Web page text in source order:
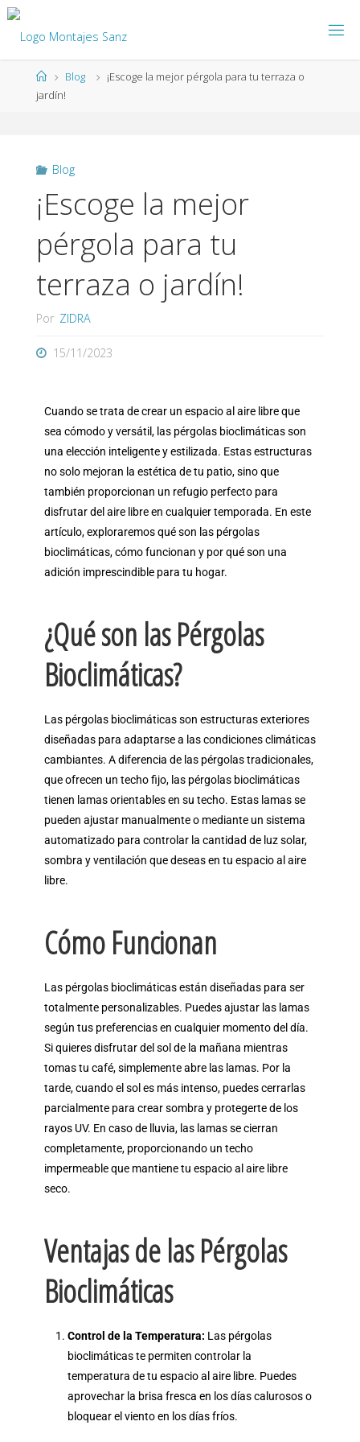
Blog
¡Escoge la mejor pérgola para tu terraza o
jardín!
Blog
¡Escoge la mejor
pérgola para tu
terraza o jardín!
Por ZIDRA
15/11/2023
Cuando se trata de crear un espacio al aire libre que
sea cómodo y versátil, las pérgolas bioclimáticas son
una elección inteligente y estilizada. Estas estructuras
no solo mejoran la estética de tu patio, sino que
también proporcionan un refugio perfecto para
disfrutar del aire libre en cualquier temporada. En este
artículo, exploraremos qué son las pérgolas
bioclimáticas, cómo funcionan y por qué son una
adición imprescindible para tu hogar.
¿Qué son las Pérgolas
Bioclimáticas?
Las pérgolas bioclimáticas son estructuras exteriores
diseñadas para adaptarse a las condiciones climáticas
cambiantes. A diferencia de las pérgolas tradicionales,
que ofrecen un techo fijo, las pérgolas bioclimáticas
tienen lamas orientables en su techo. Estas lamas se
pueden ajustar manualmente o mediante un sistema
automatizado para controlar la cantidad de luz solar,
sombra y ventilación que deseas en tu espacio al aire
libre.
Cómo Funcionan
Las pérgolas bioclimáticas están diseñadas para ser
totalmente personalizables. Puedes ajustar las lamas
según tus preferencias en cualquier momento del día.
Si quieres disfrutar del sol de la mañana mientras
tomas tu café, simplemente abre las lamas. Por la
tarde, cuando el sol es más intenso, puedes cerrarlas
parcialmente para crear sombra y protegerte de los
rayos UV. En caso de lluvia, las lamas se cierran
completamente, proporcionando un techo
impermeable que mantiene tu espacio al aire libre
seco.
Ventajas de las Pérgolas
Bioclimáticas
Control de la Temperatura: Las pérgolas
bioclimáticas te permiten controlar la
temperatura de tu espacio al aire libre. Puedes
aprovechar la brisa fresca en los días calurosos o
bloquear el viento en los días fríos.